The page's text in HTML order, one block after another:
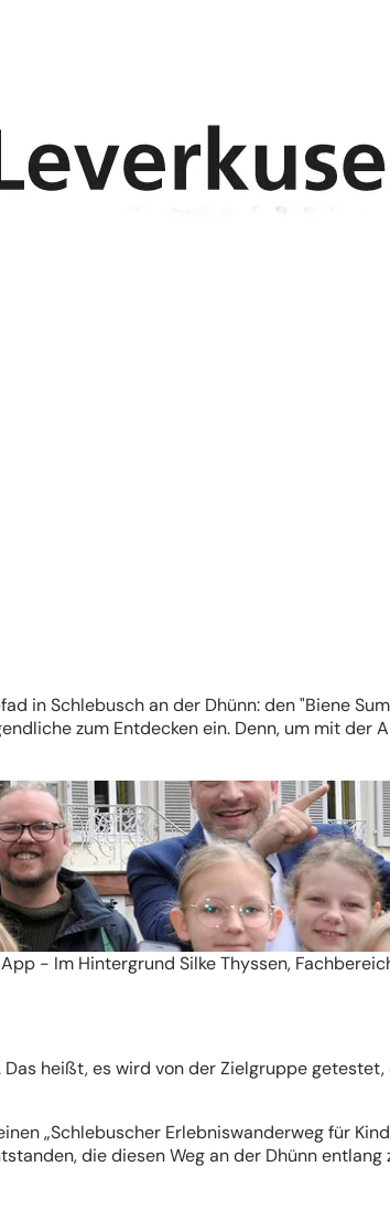
Schlebusch an der Dhünn: den "Biene
zum Entdecken ein. Denn, um mit der
- Im Hintergrund Silke Thyssen,
heißt, es wird von der Zielgruppe
„Schlebuscher Erlebniswanderweg für
die diesen Weg an der Dhünn entlang